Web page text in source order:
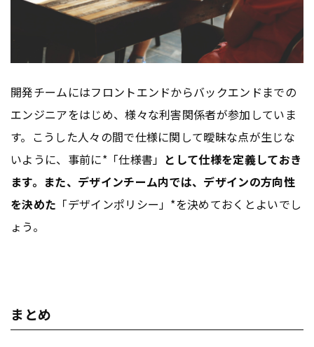
開発チームにはフロントエンドからバックエンドまでの
エンジニアをはじめ、様々な利害関係者が参加していま
す。こうした人々の間で仕様に関して曖昧な点が生じな
いように、事前に*「仕様書」 として仕様を定義しておき
ます。また、デザインチーム内では、デザインの方向性
を決めた 「デザインポリシー」*を決めておくとよいでし
ょう。
まとめ